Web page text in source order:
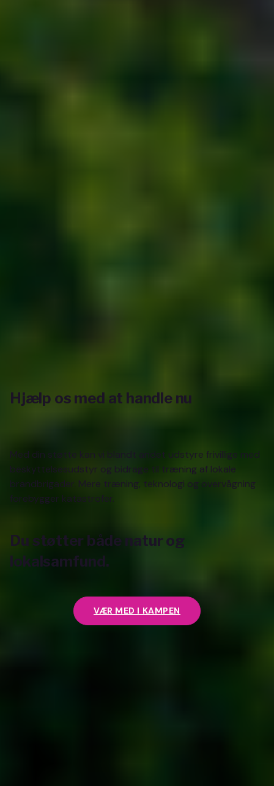
Hjælp os med at handle nu
Med din støtte kan vi blandt andet udstyre frivillige med
beskyttelsesudstyr og bidrage til træning af lokale
brandbrigader. Mere træning, teknologi og overvågning
forebygger katastrofer.
Du støtter både natur og
lokalsamfund.
VÆR MED I KAMPEN